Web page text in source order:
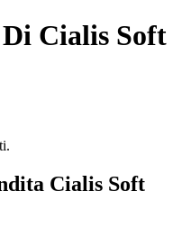
Cialis Soft
Cialis Soft